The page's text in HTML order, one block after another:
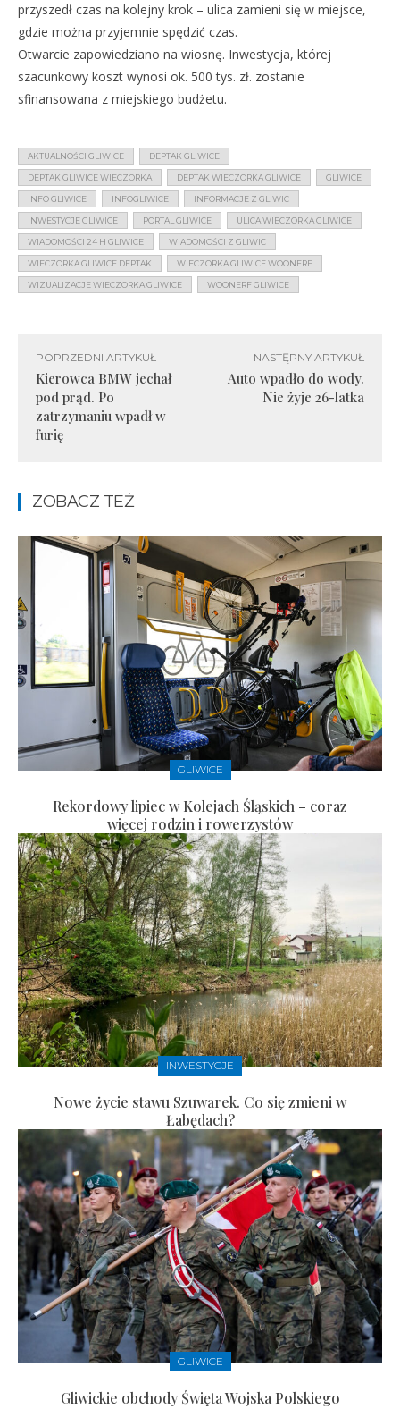
przyszedł czas na kolejny krok – ulica zamieni się w miejsce,
gdzie można przyjemnie spędzić czas.
Otwarcie zapowiedziano na wiosnę. Inwestycja, której
szacunkowy koszt wynosi ok. 500 tys. zł. zostanie
sfinansowana z miejskiego budżetu.
AKTUALNOŚCI GLIWICE DEPTAK GLIWICE
DEPTAK GLIWICE WIECZORKA DEPTAK WIECZORKA GLIWICE GLIWICE
INFO GLIWICE INFOGLIWICE INFORMACJE Z GLIWIC
INWESTYCJE GLIWICE PORTAL GLIWICE ULICA WIECZORKA GLIWICE
WIADOMOŚCI 24 H GLIWICE WIADOMOŚCI Z GLIWIC
WIECZORKA GLIWICE DEPTAK WIECZORKA GLIWICE WOONERF
WIZUALIZACJE WIECZORKA GLIWICE WOONERF GLIWICE
POPRZEDNI ARTYKUŁ
Kierowca BMW jechał
pod prąd. Po
zatrzymaniu wpadł w
furię
NASTĘPNY ARTYKUŁ
Auto wpadło do wody.
Nie żyje 26-latka
ZOBACZ TEŻ
GLIWICE
Rekordowy lipiec w Kolejach Śląskich – coraz
więcej rodzin i rowerzystów
INWESTYCJE
Nowe życie stawu Szuwarek. Co się zmieni w
Łabędach?
GLIWICE
Gliwickie obchody Święta Wojska Polskiego